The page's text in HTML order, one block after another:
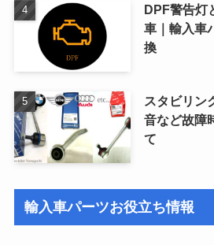
DPF警告灯
車｜輸入車
換
スタビリン
音など故障
て
輸入車パーツお役立ち情報